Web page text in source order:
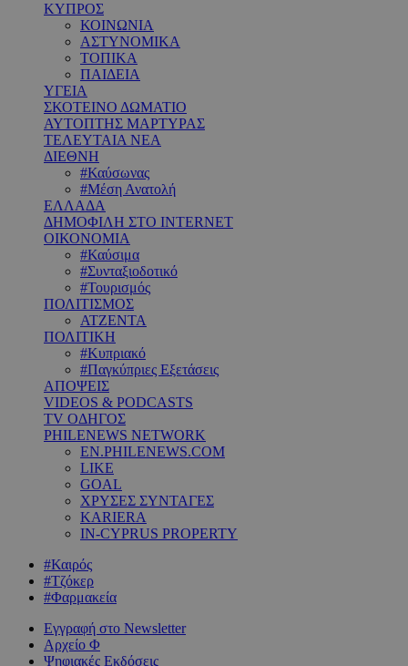
ΚΥΠΡΟΣ
ΚΟΙΝΩΝΙΑ
ΑΣΤΥΝΟΜΙΚΑ
ΤΟΠΙΚΑ
ΠΑΙΔΕΙΑ
ΥΓΕΙΑ
ΣΚΟΤΕΙΝΟ ΔΩΜΑΤΙΟ
ΑΥΤΟΠΤΗΣ ΜΑΡΤΥΡΑΣ
ΤΕΛΕΥΤΑΙΑ ΝΕΑ
ΔΙΕΘΝΗ
#Καύσωνας
#Μέση Ανατολή
ΕΛΛΑΔΑ
ΔΗΜΟΦΙΛΗ ΣΤΟ INTERNET
ΟΙΚΟΝΟΜΙΑ
#Καύσιμα
#Συνταξιοδοτικό
#Τουρισμός
ΠΟΛΙΤΙΣΜΟΣ
ΑΤΖΕΝΤΑ
ΠΟΛΙΤΙΚΗ
#Κυπριακό
#Παγκύπριες Εξετάσεις
ΑΠΟΨΕΙΣ
VIDEOS & PODCASTS
TV ΟΔΗΓΟΣ
PHILENEWS NETWORK
EN.PHILENEWS.COM
LIKE
GOAL
ΧΡΥΣΕΣ ΣΥΝΤΑΓΕΣ
KARIERA
IN-CYPRUS PROPERTY
#Καιρός
#Τζόκερ
#Φαρμακεία
Εγγραφή στο Newsletter
Αρχείο Φ
Ψηφιακές Εκδόσεις